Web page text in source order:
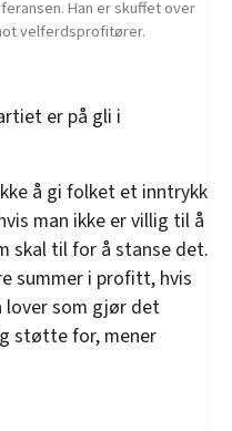
Han er skuffet over
velferdsprofitører.
er på gli i
å gi folket et inntrykk
man ikke er villig til å
skal til for å stanse det.
summer i profitt, hvis
lover som gjør det
støtte for, mener